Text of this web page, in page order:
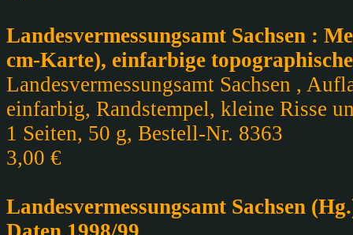
Landesvermessungsamt Sachsen :
cm-Karte), einfarbige
Landesvermessungsamt Sachsen ,
einfarbig, Randstempel, kleine Risse
1 Seiten, 50 g, Bestell-Nr. 8363
3,00 €
Landesvermessungsamt Sachsen